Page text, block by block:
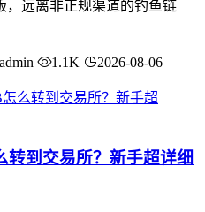
，远离非正规渠道的钓鱼链
1.1K 2026-08-06
到交易所？新手超详细